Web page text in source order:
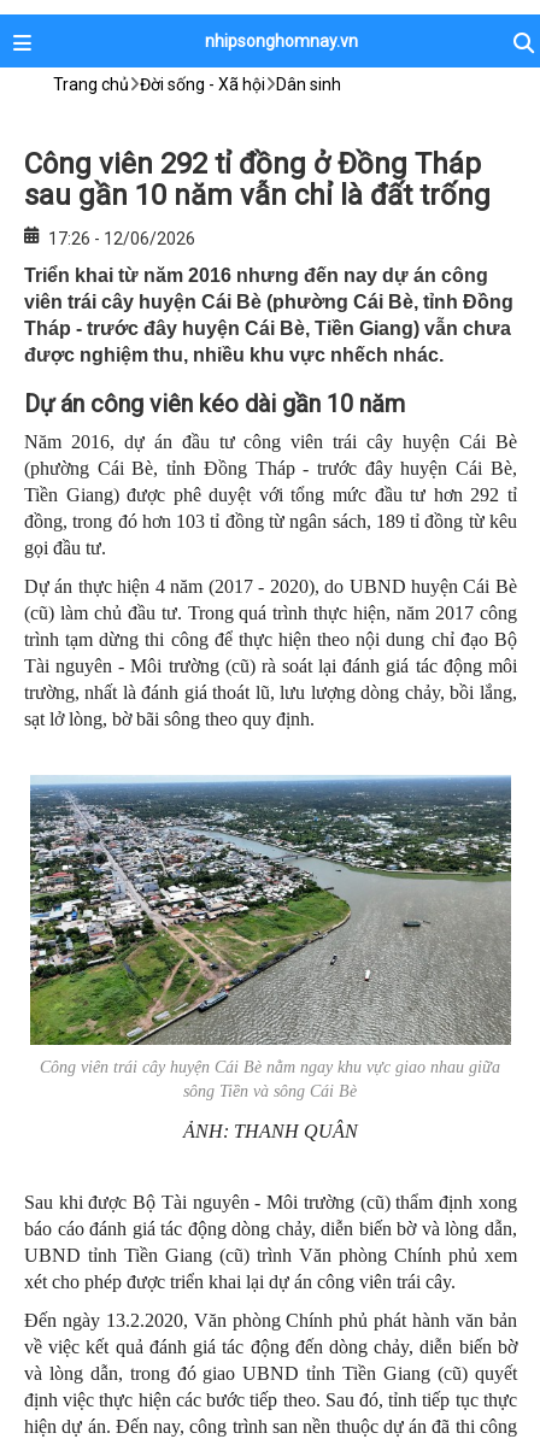
nhipsonghomnay.vn
Trang chủ Đời sống - Xã hội Dân sinh
Công viên 292 tỉ đồng ở Đồng Tháp
sau gần 10 năm vẫn chỉ là đất trống
17:26 - 12/06/2026
Triển khai từ năm 2016 nhưng đến nay dự án công
viên trái cây huyện Cái Bè (phường Cái Bè, tỉnh Đồng
Tháp - trước đây huyện Cái Bè, Tiền Giang) vẫn chưa
được nghiệm thu, nhiều khu vực nhếch nhác.
Dự án công viên kéo dài gần 10 năm
Năm 2016, dự án đầu tư công viên trái cây huyện Cái Bè
(phường Cái Bè, tỉnh Đồng Tháp - trước đây huyện Cái Bè,
Tiền Giang) được phê duyệt với tổng mức đầu tư hơn 292 tỉ
đồng, trong đó hơn 103 tỉ đồng từ ngân sách, 189 tỉ đồng từ kêu
gọi đầu tư.
Dự án thực hiện 4 năm (2017 - 2020), do UBND huyện Cái Bè
(cũ) làm chủ đầu tư. Trong quá trình thực hiện, năm 2017 công
trình tạm dừng thi công để thực hiện theo nội dung chỉ đạo Bộ
Tài nguyên - Môi trường (cũ) rà soát lại đánh giá tác động môi
trường, nhất là đánh giá thoát lũ, lưu lượng dòng chảy, bồi lắng,
sạt lở lòng, bờ bãi sông theo quy định.
Công viên trái cây huyện Cái Bè nằm ngay khu vực giao nhau giữa
sông Tiền và sông Cái Bè
ẢNH: THANH QUÂN
Sau khi được Bộ Tài nguyên - Môi trường (cũ) thẩm định xong
báo cáo đánh giá tác động dòng chảy, diễn biến bờ và lòng dẫn,
UBND tỉnh Tiền Giang (cũ) trình Văn phòng Chính phủ xem
xét cho phép được triển khai lại dự án công viên trái cây.
Đến ngày 13.2.2020, Văn phòng Chính phủ phát hành văn bản
về việc kết quả đánh giá tác động đến dòng chảy, diễn biến bờ
và lòng dẫn, trong đó giao UBND tỉnh Tiền Giang (cũ) quyết
định việc thực hiện các bước tiếp theo. Sau đó, tỉnh tiếp tục thực
hiện dự án. Đến nay, công trình san nền thuộc dự án đã thi công